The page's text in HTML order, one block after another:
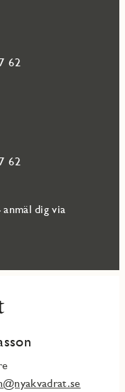
62
62
dig via